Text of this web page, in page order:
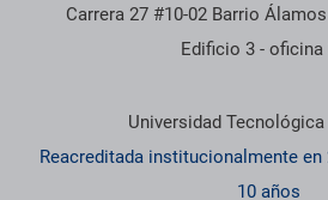
Carrera 27 #10-02 Barrio
Edificio 3 - oficina
Información institucional
Universidad Tecnológica
Reacreditada institucionalmente en
10 años